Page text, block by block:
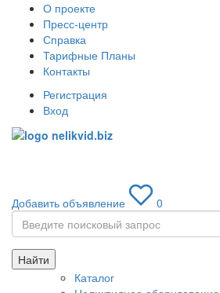
О проекте
Пресс-центр
Справка
Тарифные Планы
Контакты
Регистрация
Вход
Добавить объявление
0
Найти
Каталог